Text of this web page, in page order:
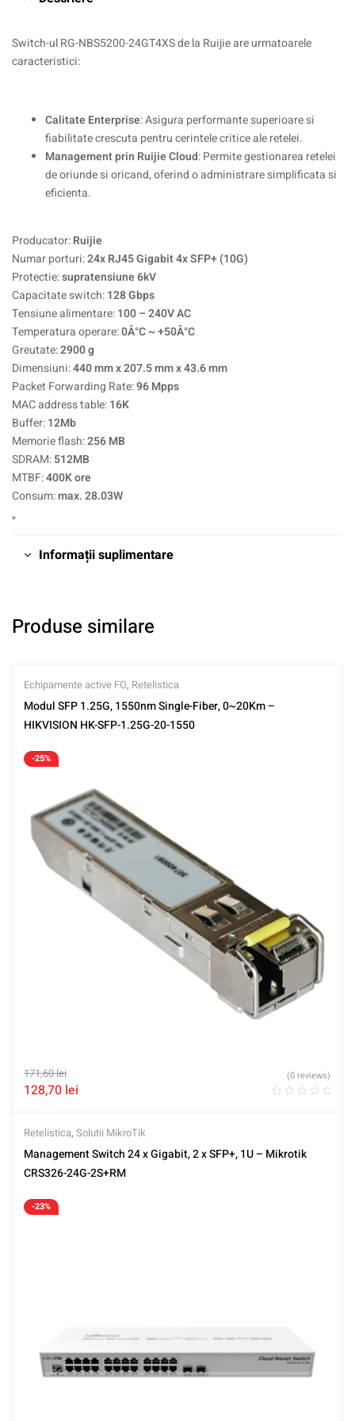
Switch-ul RG-NBS5200-24GT4XS de la Ruijie are urmatoarele
caracteristici:
Calitate Enterprise: Asigura performante superioare si
fiabilitate crescuta pentru cerintele critice ale retelei.
Management prin Ruijie Cloud: Permite gestionarea retelei
de oriunde si oricand, oferind o administrare simplificata si
eficienta.
Producator:Ruijie
Numar porturi:24x RJ45 Gigabit 4x SFP+ (10G)
Protectie:supratensiune 6kV
Capacitate switch:128 Gbps
Tensiune alimentare:100 – 240V AC
Temperatura operare:0Â°C ~ +50Â°C
Greutate:2900 g
Dimensiuni:440 mm x 207.5 mm x 43.6 mm
Packet Forwarding Rate:96 Mpps
MAC address table:16K
Buffer:12Mb
Memorie flash:256 MB
SDRAM:512MB
MTBF:400K ore
Consum:max. 28.03W
„
Informații suplimentare
Produse similare
Echipamente active FO, Retelistica
Modul SFP 1.25G, 1550nm Single-Fiber, 0~20Km –
HIKVISION HK-SFP-1.25G-20-1550
-25%
171,60lei
128,70 lei
(0 reviews)
Retelistica, Solutii MikroTik
Management Switch 24 x Gigabit, 2 x SFP+, 1U – Mikrotik
CRS326-24G-2S+RM
-23%